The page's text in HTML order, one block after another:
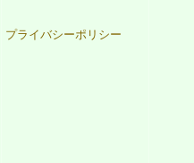
プライバシーポリシー